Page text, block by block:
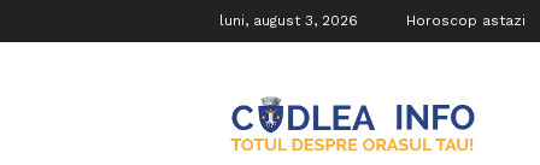
luni, august 3, 2026 Horoscop astazi
Info